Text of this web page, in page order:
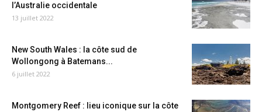
l’Australie occidentale
13 juillet 2022
New South Wales : la côte sud de
Wollongong à Batemans...
6 juillet 2022
Montgomery Reef : lieu iconique sur la côte